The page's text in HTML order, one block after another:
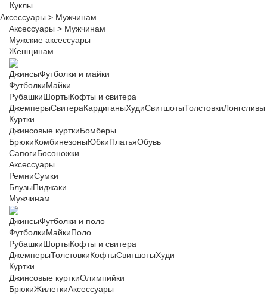
Куклы
Аксессуары > Мужчинам
Аксессуары > Мужчинам
Мужские аксессуары
Женщинам
ДжинсыФутболки и майки
ФутболкиМайки
РубашкиШортыКофты и свитера
ДжемперыСвитераКардиганыХудиСвитшотыТолстовкиЛонгсливы
Куртки
Джинсовые курткиБомберы
БрюкиКомбинезоныЮбкиПлатьяОбувь
СапогиБосоножки
Аксессуары
РемниСумки
БлузыПиджаки
Мужчинам
ДжинсыФутболки и поло
ФутболкиМайкиПоло
РубашкиШортыКофты и свитера
ДжемперыТолстовкиКофтыСвитшотыХуди
Куртки
Джинсовые курткиОлимпийки
БрюкиЖилеткиАксессуары